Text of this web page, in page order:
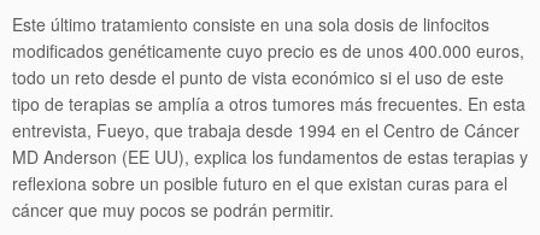
Este último tratamiento consiste en una sola dosis de linfocitos
modificados genéticamente cuyo precio es de unos 400.000 euros,
todo un reto desde el punto de vista económico si el uso de este
tipo de terapias se amplía a otros tumores más frecuentes. En esta
entrevista, Fueyo, que trabaja desde 1994 en el Centro de Cáncer
MD Anderson (EE UU), explica los fundamentos de estas terapias y
reflexiona sobre un posible futuro en el que existan curas para el
cáncer que muy pocos se podrán permitir.